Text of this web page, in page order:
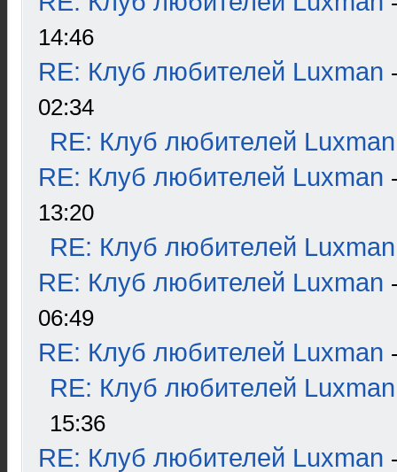
14:46
RE: Клуб любителей Luxman
02:34
RE: Клуб любителей Luxman
RE: Клуб любителей Luxman
13:20
RE: Клуб любителей Luxman
RE: Клуб любителей Luxman
06:49
RE: Клуб любителей Luxman
RE: Клуб любителей Luxman
15:36
RE: Клуб любителей Luxman